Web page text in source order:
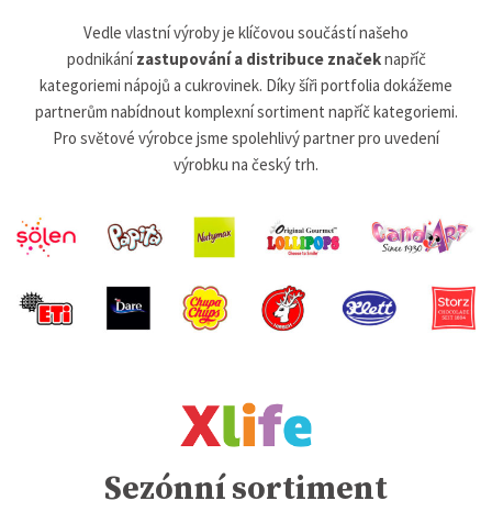
Vedle vlastní výroby je klíčovou součástí našeho
podnikánízastupování a distribuce značeknapříč
kategoriemi nápojů a cukrovinek. Díky šíři portfolia dokážeme
partnerům nabídnout komplexní sortiment napříč kategoriemi.
Pro světové výrobce jsme spolehlivý partner pro uvedení
výrobku na český trh.
Sezónní sortiment